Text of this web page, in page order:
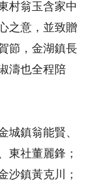
村翁玉含家中
之意，並致贈
節，金湖鎮長
濤也全程陪
城鎮翁能賢、
東社董麗鋒；
沙鎮黃克川；